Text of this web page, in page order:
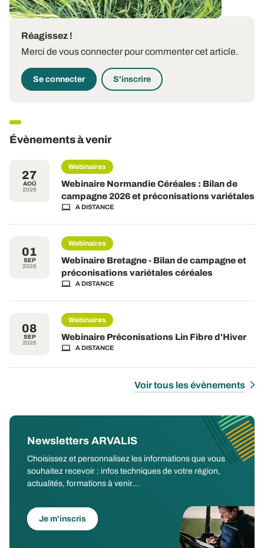
Réagissez !
Merci de vous connecter pour commenter cet article.
Se connecter S'inscrire
Évènements à venir
27
AOÛ
2026
Webinaires
Webinaire Normandie Céréales : Bilan de
campagne 2026 et préconisations variétales
A DISTANCE
01
SEP
2026
Webinaires
Webinaire Bretagne - Bilan de campagne et
préconisations variétales céréales
A DISTANCE
08
SEP
2026
Webinaires
Webinaire Préconisations Lin Fibre d'Hiver
A DISTANCE
Voir tous les évènements
Newsletters ARVALIS
Choisissez et personnalisez les informations que vous
souhaitez recevoir : infos techniques de votre région,
actualités, formations à venir...
Je m'inscris